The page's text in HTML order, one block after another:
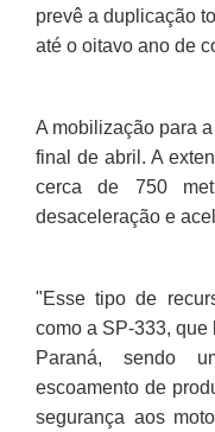
prevê a duplicação
até o oitavo ano de
A mobilização para
final de abril. A
cerca de 750
desaceleração e
"Esse tipo de
como a SP-333,
Paraná, sendo
escoamento de
segurança aos